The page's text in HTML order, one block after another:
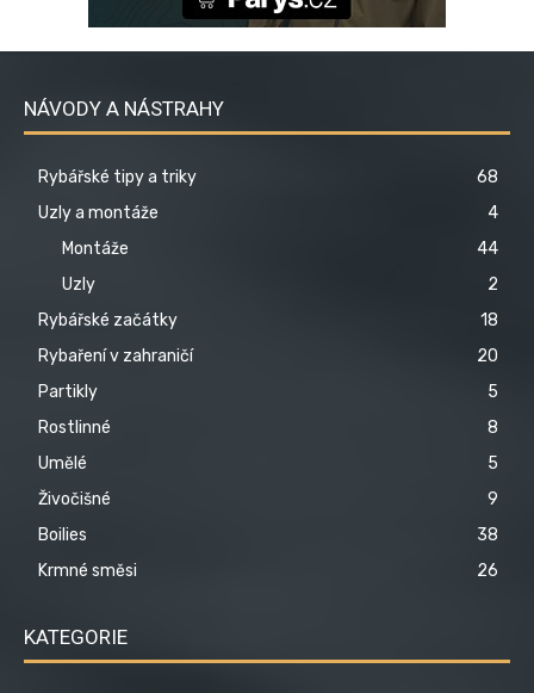
NÁVODY A NÁSTRAHY
Rybářské tipy a triky
68
Uzly a montáže
4
Montáže
44
Uzly
2
Rybářské začátky
18
Rybaření v zahraničí
20
Partikly
5
Rostlinné
8
Umělé
5
Živočišné
9
Boilies
38
Krmné směsi
26
KATEGORIE